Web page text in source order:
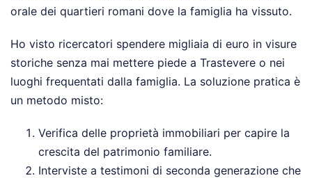
orale dei quartieri romani dove la famiglia ha vissuto.
Ho visto ricercatori spendere migliaia di euro in visure
storiche senza mai mettere piede a Trastevere o nei
luoghi frequentati dalla famiglia. La soluzione pratica è
un metodo misto:
Verifica delle proprietà immobiliari per capire la
crescita del patrimonio familiare.
Interviste a testimoni di seconda generazione che